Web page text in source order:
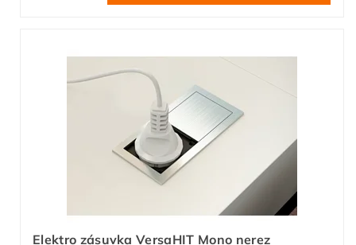
Elektro zásuvka VersaHIT Mono nerez